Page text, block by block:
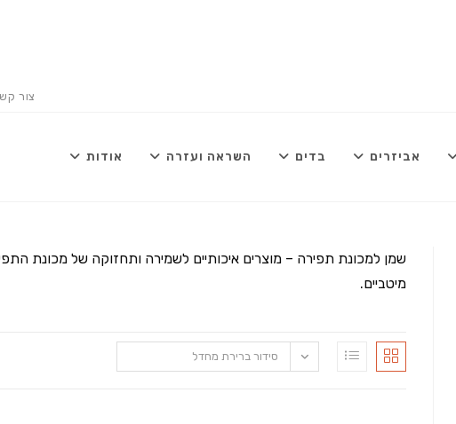
צור
אביזרים בדים השראה ועזרה אודות
שמן למכונת תפירה – מוצרים איכותיים לשמירה ותחזוקה של מכונת
מיטביים.
סידור ברירת מחדל